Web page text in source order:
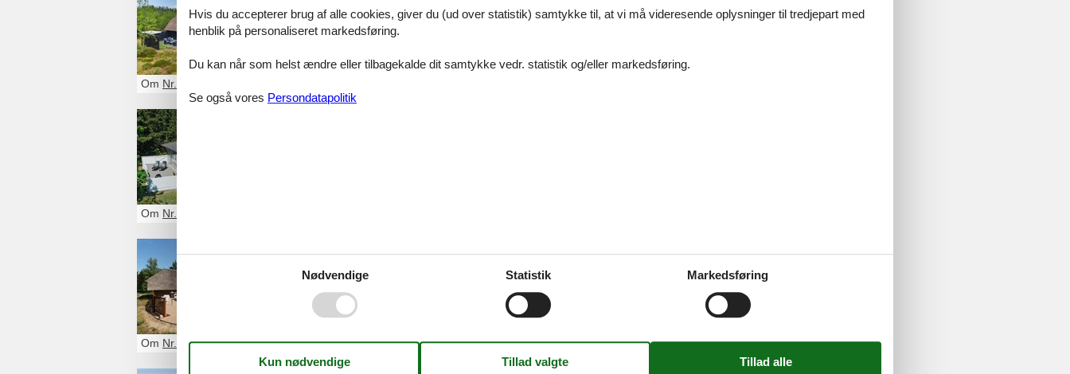
Glæd dig til et uforglemmeligt ophold sammen med familie eller venner i et sommerhus Nørre Nebel
Søndervang. Du kan så let som ingenting finde det helt rigtige sommerhus hos Feline.
Om Nr. Nebel
Om Nr. Nebel
Sommerhus Nørre Nebel Højsvej
Et sommerhus Nørre Nebel Højsvej er den fuldendte ramme om et afslappende ophold sammen
med familie eller venner.
Om Nr. Nebel
Hvis du accepterer brug af alle cookies, giver du (ud over statistik) samtykke til, at vi må videresende oplysninger til tredjepart med
henblik på personaliseret markedsføring.
Du kan når som helst ændre eller tilbagekalde dit samtykke vedr. statistik og/eller markedsføring.
Se også vores Persondatapolitik
Nødvendige Statistik Markedsføring